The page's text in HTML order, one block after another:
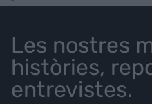
Les nostres
històries,
entrevistes.